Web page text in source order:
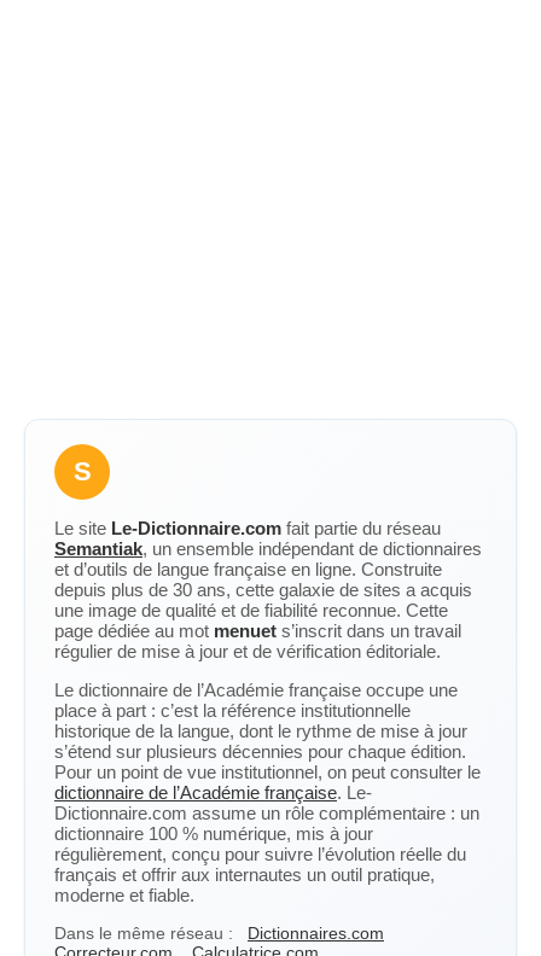
S
Le site Le-Dictionnaire.com fait partie du réseau
Semantiak, un ensemble indépendant de dictionnaires
et d’outils de langue française en ligne. Construite
depuis plus de 30 ans, cette galaxie de sites a acquis
une image de qualité et de fiabilité reconnue. Cette
page dédiée au mot menuet s’inscrit dans un travail
régulier de mise à jour et de vérification éditoriale.
Le dictionnaire de l’Académie française occupe une
place à part : c’est la référence institutionnelle
historique de la langue, dont le rythme de mise à jour
s’étend sur plusieurs décennies pour chaque édition.
Pour un point de vue institutionnel, on peut consulter le
dictionnaire de l’Académie française. Le-
Dictionnaire.com assume un rôle complémentaire : un
dictionnaire 100 % numérique, mis à jour
régulièrement, conçu pour suivre l’évolution réelle du
français et offrir aux internautes un outil pratique,
moderne et fiable.
Dans le même réseau :
Dictionnaires.com